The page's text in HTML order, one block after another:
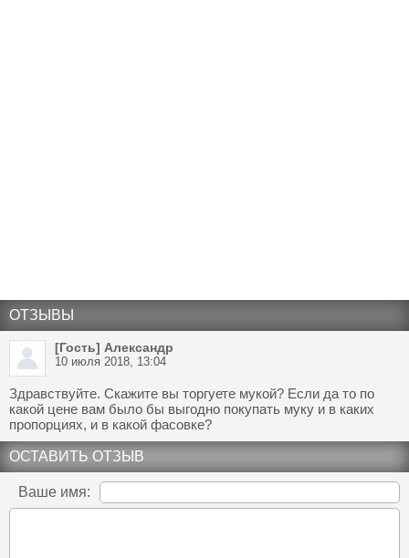
ОТЗЫВЫ
[Гость] Александр
10 июля 2018, 13:04
Здравствуйте. Скажите вы торгуете мукой? Если да то по
какой цене вам было бы выгодно покупать муку и в каких
пропорциях, и в какой фасовке?
ОСТАВИТЬ ОТЗЫВ
Ваше имя: